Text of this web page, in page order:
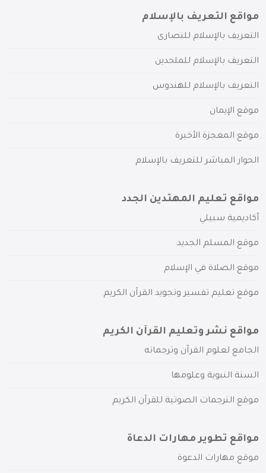
مواقع التعريف بالإسلام
التعريف بالإسلام للنصارى
التعريف بالإسلام للملحدين
التعريف بالإسلام للهندوس
موقع الإيمان
موقع المعجزة الأخيرة
الحوار المباشر للتعريف بالإسلام
مواقع تعليم المهتدين الجدد
أكاديمية سبيلي
موقع المسلم الجديد
موقع الصلاة في الإسلام
موقع تعليم تفسير وتجويد القرآن الكريم
مواقع نشر وتعليم القرآن الكريم
الجامع لعلوم القرآن وترجماته
السنة النبوية وعلومها
موقع الترجمات الصوتية للقرآن الكريم
مواقع تطوير مهارات الدعاة
موقع مهارات الدعوة